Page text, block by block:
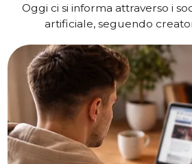
Oggi ci si informa attraverso i
artificiale, seguendo